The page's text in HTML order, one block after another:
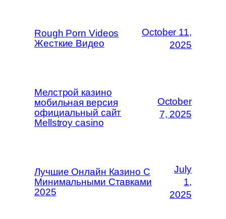
Rough Porn Videos
Жесткие Видео
October 11,
2025
Мелстрой казино
мобильная версия
официальный сайт
Mellstroy casino
October
7, 2025
Лучшие Онлайн Казино С
Минимальными Ставками
2025
July
1,
2025